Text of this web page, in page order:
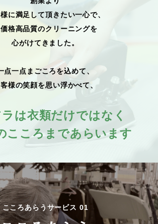
に満足して頂きたい一心で、
格高品質のクリーニングを
心がけてきました。
点一点まごころを込めて、
様の笑顔を思い浮かべて、
は衣類だけではなく
こころまであらいます
こころあらうサービス 01